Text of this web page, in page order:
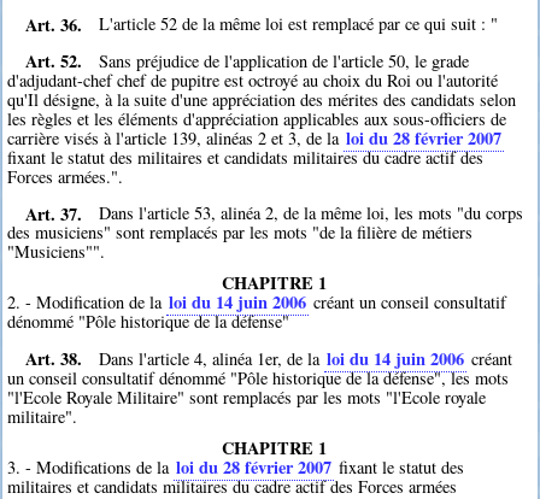
Art. 36. L'article 52 de la même loi est remplacé par ce qui suit : "
Art. 52.
Sans préjudice de l'application de l'article 50, le grade
d'adjudant-chef chef de pupitre est octroyé au choix du Roi ou l'autorité
qu'Il désigne, à la suite d'une appréciation des mérites des candidats selon
les règles et les éléments d'appréciation applicables aux sous-officiers de
carrière visés à l'article 139, alinéas 2 et 3, de la loi du 28 février 2007
fixant le statut des militaires et candidats militaires du cadre actif des
Forces armées.".
Art. 37.
Dans l'article 53, alinéa 2, de la même loi, les mots "du corps
des musiciens" sont remplacés par les mots "de la filière de métiers
"Musiciens"".
CHAPITRE 1
2. - Modification de la loi du 14 juin 2006 créant un conseil consultatif
dénommé "Pôle historique de la défense"
Art. 38. Dans l'article 4, alinéa 1er, de la loi du 14 juin 2006 créant
un conseil consultatif dénommé "Pôle historique de la défense", les mots
"l'Ecole Royale Militaire" sont remplacés par les mots "l'Ecole royale
militaire".
CHAPITRE 1
3. - Modifications de la loi du 28 février 2007 fixant le statut des
militaires et candidats militaires du cadre actif des Forces armées